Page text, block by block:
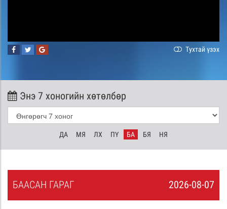
Тухтай үзэх
Энэ 7 хоногийн хөтөлбөр
ДА МЯ ЛХ ПҮ БА БЯ НЯ
2026-08-07
БААСАН ГАРАГ